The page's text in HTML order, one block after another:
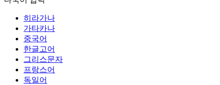
히라가나
가타카나
중국어
한글고어
그리스문자
프랑스어
독일어